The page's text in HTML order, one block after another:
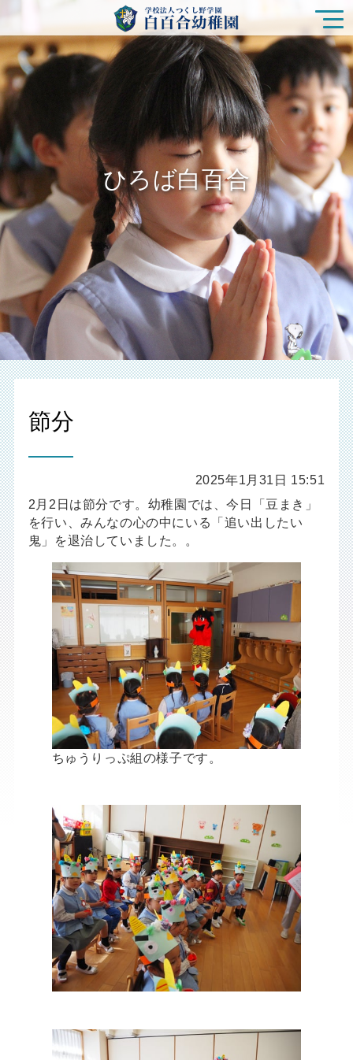
園の特色
白百合幼稚園の生活
ひろば白百合
入園をご検討の方
未就園児クラス
在園の皆様
新着情報
ひろば白百合
節分
2025年1月31日 15:51
2月2日は節分です。幼稚園では、今日「豆まき」
を行い、みんなの心の中にいる「追い出したい
鬼」を退治していました。。
ちゅうりっぷ組の様子です。